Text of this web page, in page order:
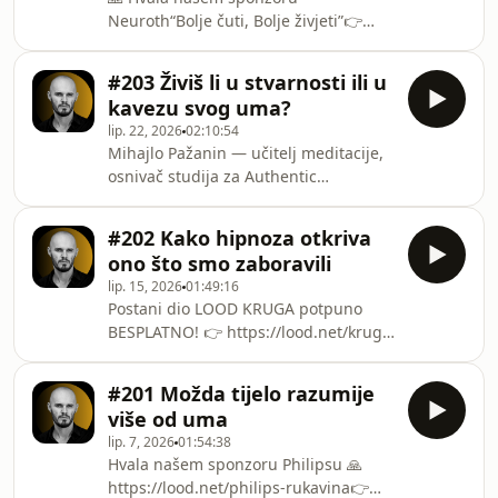
anatomiji ne znaju apsolutno ništa?
&#39;&#39;👉 https://lood.net/krug-
kejla Postani
Neuroth“Bolje čuti, Bolje živjeti”👉
popusta): https://lood.net/neuroth-
jevtovic👉 Postani dio LOOD KRUGA
potpuno BESPLATNO:
https://lood.net/krug-jevtovic Zašto u
tri ujutro radije biramo razgovor s
umjetnom inteligencijom nego s
obitelji ili prijateljima?Gost nove
epizode LOOD Podcasta je Saša
Jevtović — psihijatar, voditelj Odjela za
ps
#203 Živiš li u stvarnosti ili u
kavezu svog uma?
lip. 22, 202602:10:54
Mihajlo Pažanin — učitelj meditacije,
osnivač studija za Authentic
prevoditelj mnogih knjiga posvećenih
tibetskoj duhovnosti.&quot;U kojem
trenutku ste shvatili da vas vaše misli
ograničavaju?&quot; 👉
https://lood.net/krug-pazanin Postani
dio LOOD KRUGA potpuno BESPLATNO
Istražujemo granicu između
objektivne stvarnosti i mentalni
#202 Kako hipnoza otkriva
ono što smo zaboravili
lip. 15, 202601:49:16
Postani dio LOOD KRUGA potpuno
BESPLATNO! 👉 https://lood.net/krug-
međunarodno priznata terapeutkinja i
edukatorica koja se specijalizirala za
rad s podsviješću, traumu i
integrativnu medicinu.Petra je
#201 Možda tijelo razumije
više od uma
lip. 7, 202601:54:38
Hvala našem sponzoru Philipsu 🙏
https://lood.net/philips-rukavina👉